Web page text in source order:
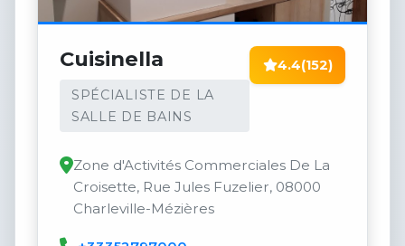
Cuisinella
SPÉCIALISTE DE LA
SALLE DE BAINS
4.4(152)
Zone d'Activités Commerciales De La
Croisette, Rue Jules Fuzelier, 08000
Charleville-Mézières